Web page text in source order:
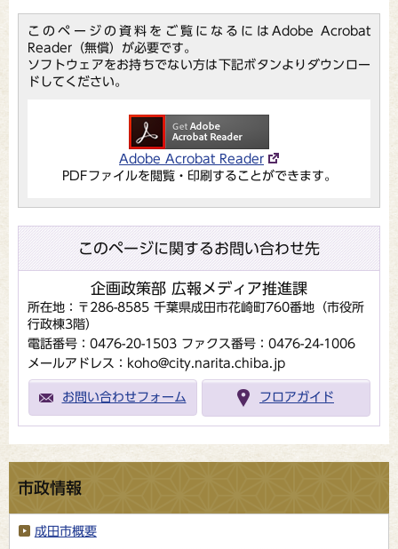
このページの資料をご覧になるにはAdobe Acrobat
Reader（無償）が必要です。
ソフトウェアをお持ちでない方は下記ボタンよりダウンロー
ドしてください。
Adobe Acrobat Reader
PDFファイルを閲覧・印刷することができます。
このページに関するお問い合わせ先
企画政策部 広報メディア推進課
所在地：〒286-8585 千葉県成田市花崎町760番地（市役所
行政棟3階）
電話番号：0476-20-1503 ファクス番号：0476-24-1006
メールアドレス：koho@city.narita.chiba.jp
お問い合わせフォーム フロアガイド
市政情報
成田市概要